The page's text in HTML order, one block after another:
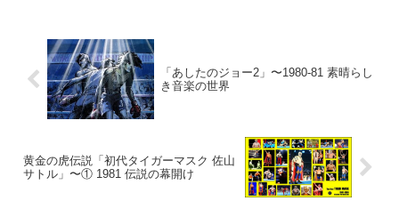
「あしたのジョー2」〜1980-81 素晴らし
き音楽の世界
黄金の虎伝説「初代タイガーマスク 佐山
サトル」〜① 1981 伝説の幕開け